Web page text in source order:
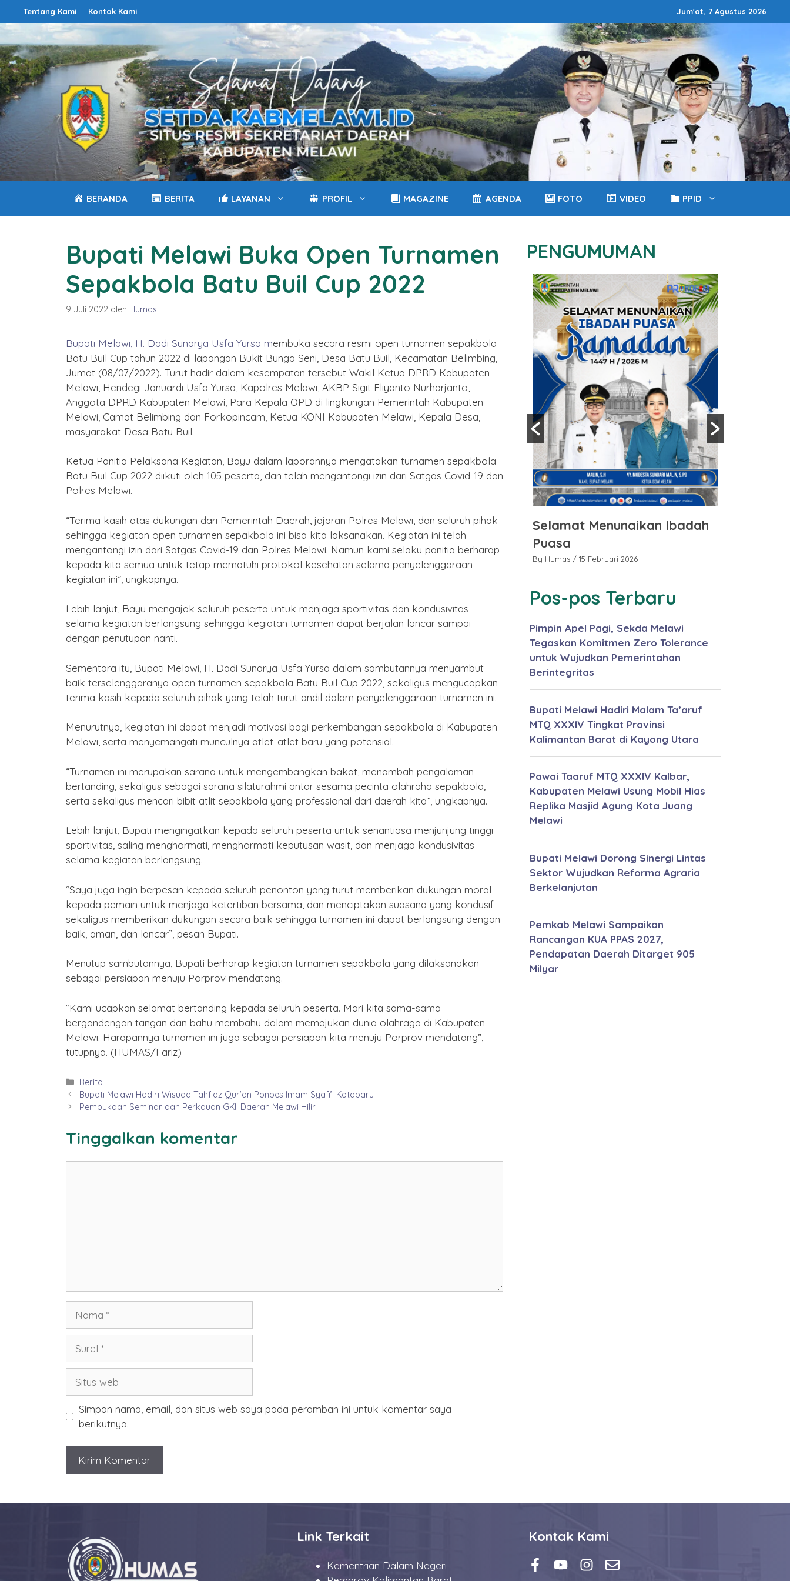
Langsung
ke
Tentang Kami Kontak Kami Jum'at, 7 Agustus 2026
BERANDA BERITA LAYANAN PROFIL MAGAZINE AGENDA FOTO VIDEO PPID
Bupati Melawi Buka Open Turnamen
Sepakbola Batu Buil Cup 2022
9 Juli 2022 oleh Humas
Bupati Melawi, H. Dadi Sunarya Usfa Yursa membuka secara resmi open turnamen sepakbola
Batu Buil Cup tahun 2022 di lapangan Bukit Bunga Seni, Desa Batu Buil, Kecamatan Belimbing,
Jumat (08/07/2022). Turut hadir dalam kesempatan tersebut Wakil Ketua DPRD Kabupaten
Melawi, Hendegi Januardi Usfa Yursa, Kapolres Melawi, AKBP Sigit Eliyanto Nurharjanto,
Anggota DPRD Kabupaten Melawi, Para Kepala OPD di lingkungan Pemerintah Kabupaten
Melawi, Camat Belimbing dan Forkopincam, Ketua KONI Kabupaten Melawi, Kepala Desa,
masyarakat Desa Batu Buil.
Ketua Panitia Pelaksana Kegiatan, Bayu dalam laporannya mengatakan turnamen sepakbola
Batu Buil Cup 2022 diikuti oleh 105 peserta, dan telah mengantongi izin dari Satgas Covid-19 dan
Polres Melawi.
“Terima kasih atas dukungan dari Pemerintah Daerah, jajaran Polres Melawi, dan seluruh pihak
sehingga kegiatan open turnamen sepakbola ini bisa kita laksanakan. Kegiatan ini telah
mengantongi izin dari Satgas Covid-19 dan Polres Melawi. Namun kami selaku panitia berharap
kepada kita semua untuk tetap mematuhi protokol kesehatan selama penyelenggaraan
kegiatan ini”, ungkapnya.
Lebih lanjut, Bayu mengajak seluruh peserta untuk menjaga sportivitas dan kondusivitas
selama kegiatan berlangsung sehingga kegiatan turnamen dapat berjalan lancar sampai
dengan penutupan nanti.
Sementara itu, Bupati Melawi, H. Dadi Sunarya Usfa Yursa dalam sambutannya menyambut
baik terselenggaranya open turnamen sepakbola Batu Buil Cup 2022, sekaligus mengucapkan
terima kasih kepada seluruh pihak yang telah turut andil dalam penyelenggaraan turnamen ini.
Menurutnya, kegiatan ini dapat menjadi motivasi bagi perkembangan sepakbola di Kabupaten
Melawi, serta menyemangati munculnya atlet-atlet baru yang potensial.
“Turnamen ini merupakan sarana untuk mengembangkan bakat, menambah pengalaman
bertanding, sekaligus sebagai sarana silaturahmi antar sesama pecinta olahraha sepakbola,
serta sekaligus mencari bibit atlit sepakbola yang professional dari daerah kita”, ungkapnya.
Lebih lanjut, Bupati mengingatkan kepada seluruh peserta untuk senantiasa menjunjung tinggi
sportivitas, saling menghormati, menghormati keputusan wasit, dan menjaga kondusivitas
selama kegiatan berlangsung.
“Saya juga ingin berpesan kepada seluruh penonton yang turut memberikan dukungan moral
kepada pemain untuk menjaga ketertiban bersama, dan menciptakan suasana yang kondusif
sekaligus memberikan dukungan secara baik sehingga turnamen ini dapat berlangsung dengan
baik, aman, dan lancar”, pesan Bupati.
Menutup sambutannya, Bupati berharap kegiatan turnamen sepakbola yang dilaksanakan
sebagai persiapan menuju Porprov mendatang.
“Kami ucapkan selamat bertanding kepada seluruh peserta. Mari kita sama-sama
bergandengan tangan dan bahu membahu dalam memajukan dunia olahraga di Kabupaten
Melawi. Harapannya turnamen ini juga sebagai persiapan kita menuju Porprov mendatang”,
tutupnya. (HUMAS/Fariz)
Kategori
Berita
Bupati Melawi Hadiri Wisuda Tahfidz Qur’an Ponpes Imam Syafi’i Kotabaru
Pembukaan Seminar dan Perkauan GKII Daerah Melawi Hilir
Tinggalkan komentar
web
Simpan nama, email, dan situs web saya pada peramban ini untuk komentar saya
berikutnya.
PENGUMUMAN
Tahun Baru Imlek
/ 15 Februari 2026
Selamat Menunaikan Ibadah
Puasa
By Humas / 15 Februari 2026
Selamat Menunaikan Ibadah
Puasa
By Humas / 15 Februari 2026
Selamat Menunaikan Ibadah
Puasa
By Humas/ 15 Februari 2026
Pos-pos Terbaru
Pimpin Apel Pagi, Sekda Melawi
Tegaskan Komitmen Zero Tolerance
untuk Wujudkan Pemerintahan
Berintegritas
Bupati Melawi Hadiri Malam Ta’aruf
MTQ XXXIV Tingkat Provinsi
Kalimantan Barat di Kayong Utara
Pawai Taaruf MTQ XXXIV Kalbar,
Kabupaten Melawi Usung Mobil Hias
Replika Masjid Agung Kota Juang
Melawi
Bupati Melawi Dorong Sinergi Lintas
Sektor Wujudkan Reforma Agraria
Berkelanjutan
Pemkab Melawi Sampaikan
Rancangan KUA PPAS 2027,
Pendapatan Daerah Ditarget 905
Milyar
Link Terkait
Kementrian Dalam Negeri
Kontak Kami